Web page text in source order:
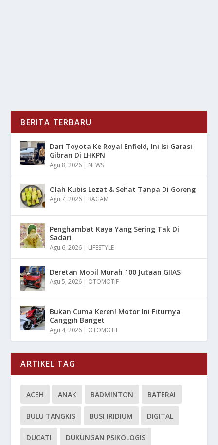
BERITA TERBARU
Dari Toyota Ke Royal Enfield, Ini Isi Garasi
Gibran Di LHKPN
Agu 8, 2026 | NEWS
Olah Kubis Lezat & Sehat Tanpa Di Goreng
Agu 7, 2026 | RAGAM
Penghambat Kaya Yang Sering Tak Di
Sadari
Agu 6, 2026 | LIFESTYLE
Deretan Mobil Murah 100 Jutaan GIIAS
Agu 5, 2026 | OTOMOTIF
Bukan Cuma Keren! Motor Ini Fiturnya
Canggih Banget
Agu 4, 2026 | OTOMOTIF
ARTIKEL TAG
ACEH ANAK BADMINTON BATERAI
BULU TANGKIS BUSI IRIDIUM DIGITAL
DUCATI DUKUNGAN PSIKOLOGIS